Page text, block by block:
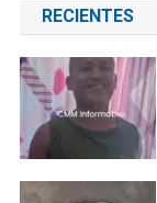
entradas
RECIENTES